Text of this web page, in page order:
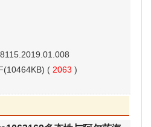
(10464KB) ( 2063 )